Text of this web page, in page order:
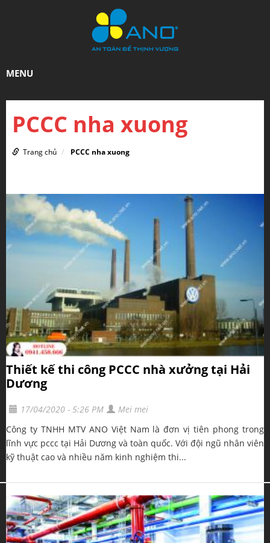
MENU
PCCC nha xuong
Trang chủ PCCC nha xuong
Thiết kế thi công PCCC nhà xưởng tại Hải
Dương
17/04/2020 - 5:26 PM
Mei mei
Công ty TNHH MTV ANO Việt Nam là đơn vị tiên phong trong
lĩnh vực pccc tại Hải Dương và toàn quốc. Với đội ngũ nhân viên
kỹ thuật cao và nhiều năm kinh nghiệm thi...